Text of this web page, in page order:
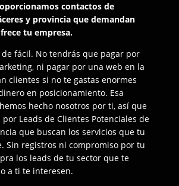
contactos de
y provincia que demandan
tu empresa.
fácil. No tendrás que pagar por
ni pagar por una web en la
clientes si no te gastas enormes
en posicionamiento. Esa
hecho nosotros por ti, así que
Leads de Clientes Potenciales de
que buscan los servicios que tu
Sin registros ni compromiso por tu
los leads de tu sector que te
a ti te interesen.